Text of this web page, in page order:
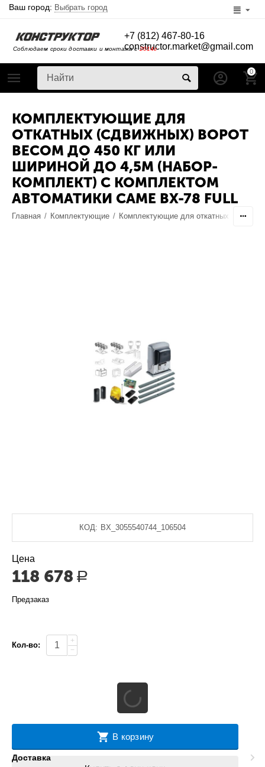
Ваш город: Выбрать город
Соблюдаем сроки доставки и монтажа с2014г
+7 (812) 467-80-16
constructor.market@gmail.com
0
КОМПЛЕКТУЮЩИЕ ДЛЯ
ОТКАТНЫХ (СДВИЖНЫХ) ВОРОТ
ВЕСОМ ДО 450 КГ ИЛИ
ШИРИНОЙ ДО 4,5М (НАБОР-
КОМПЛЕКТ) С КОМПЛЕКТОМ
АВТОМАТИКИ CAME BX-78 FULL
Главная / Комплектующие / Комплектующие для откатных ворот
КОД: BX_3055540744_106504
Цена
118 678 Р
Предзаказ
Кол-во:
+
−
В корзину
Доставка